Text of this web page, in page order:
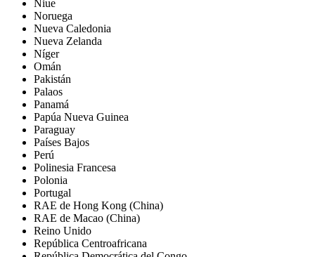
Niue
Noruega
Nueva Caledonia
Nueva Zelanda
Níger
Omán
Pakistán
Palaos
Panamá
Papúa Nueva Guinea
Paraguay
Países Bajos
Perú
Polinesia Francesa
Polonia
Portugal
RAE de Hong Kong (China)
RAE de Macao (China)
Reino Unido
República Centroafricana